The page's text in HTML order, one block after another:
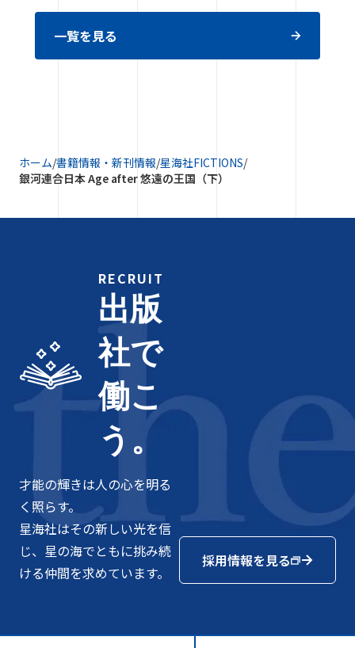
一覧を見る
ホーム/書籍情報・新刊情報/星海社FICTIONS/
銀河連合日本 Age after 悠遠の王国（下）
RECRUIT
出版
社で
働こ
う。
才能の輝きは人の心を明る
く照らす。
星海社はその新しい光を信
じ、星の海でともに挑み続
ける仲間を求めています。
採用情報を見る